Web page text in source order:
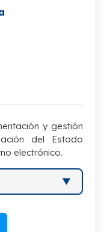
y gestión
del Estado
electrónico.